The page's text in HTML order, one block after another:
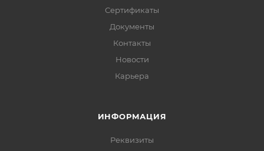
Сертификаты
Документы
Контакты
Новости
Карьера
ИНФОРМАЦИЯ
Реквизиты